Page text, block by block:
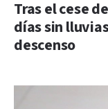
Tras el cese
días sin
descenso